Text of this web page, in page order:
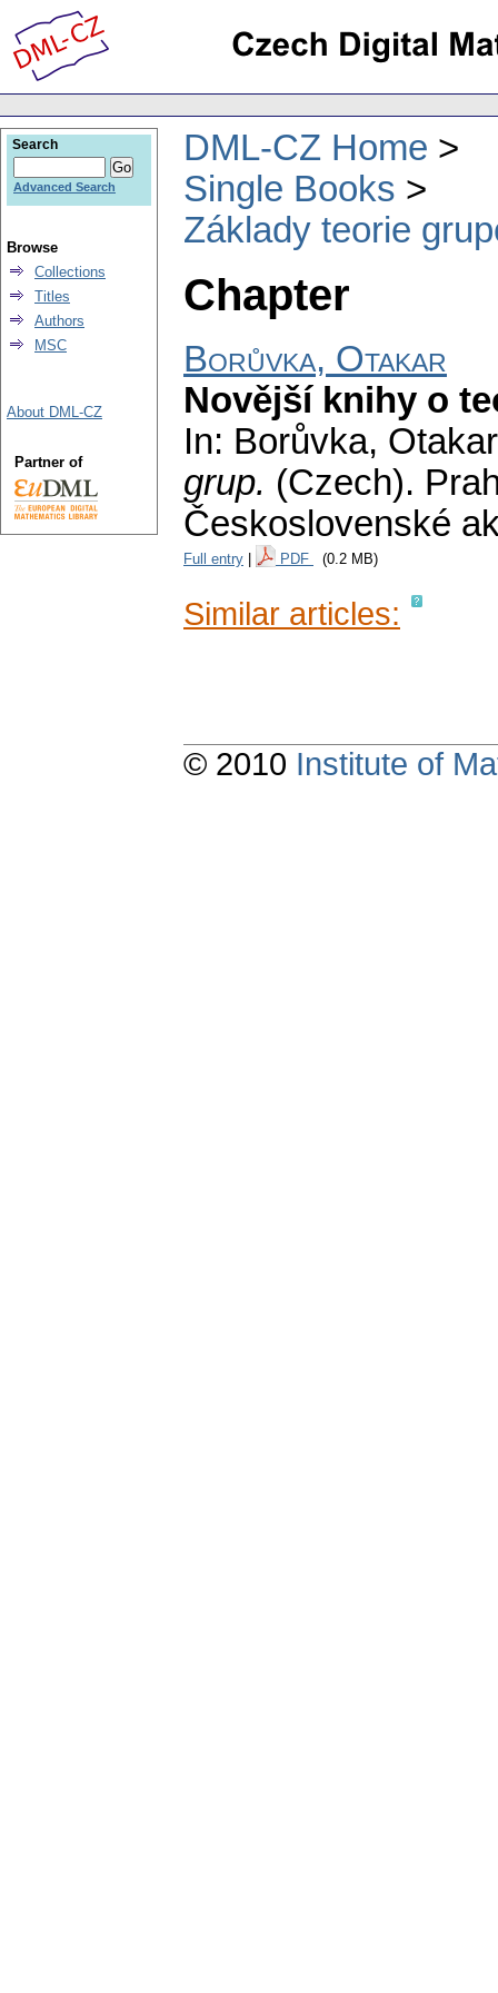
DML-CZ Home
Single Books
Základy teorie
Chapter
Borůvka, Otakar
Novější knihy o
In: Borůvka,
grup. (Czech).
Československé
Full entry PDF (0.2 MB)
Similar articles:
Search
Advanced Search
Browse
Collections
Titles
Authors
MSC
About DML-CZ
Partner of
© 2010 Institute of